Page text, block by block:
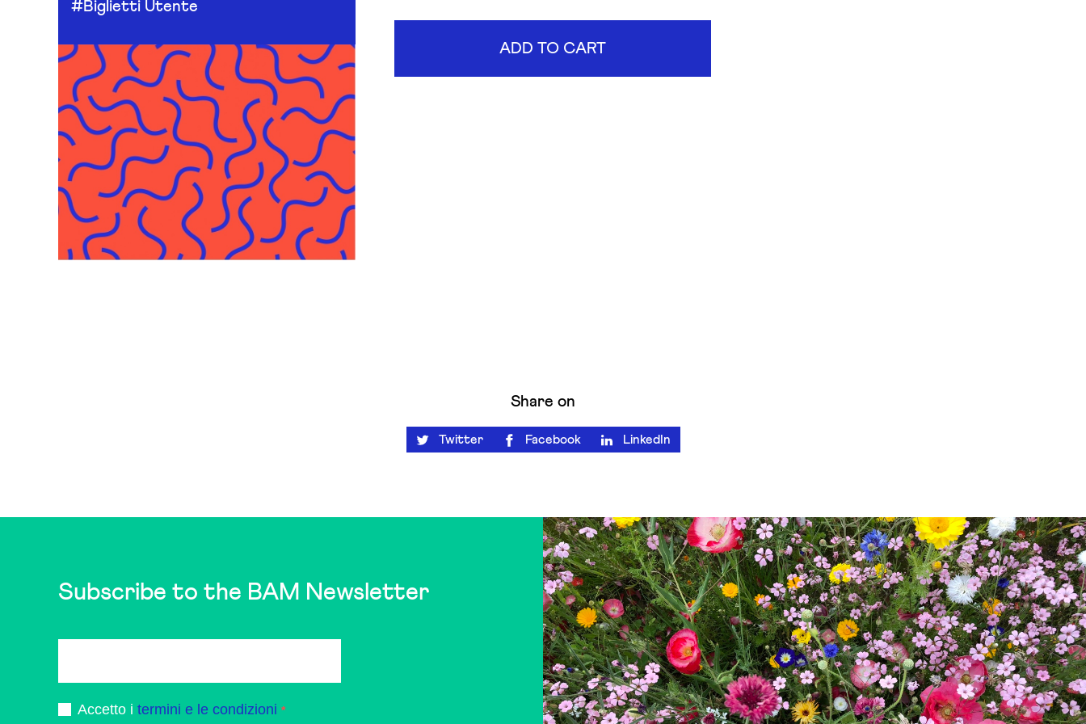
#Biglietti Utente
ADD TO CART
Share on
Twitter Facebook LinkedIn
Subscribe to the BAM Newsletter
Accetto i termini e le condizioni